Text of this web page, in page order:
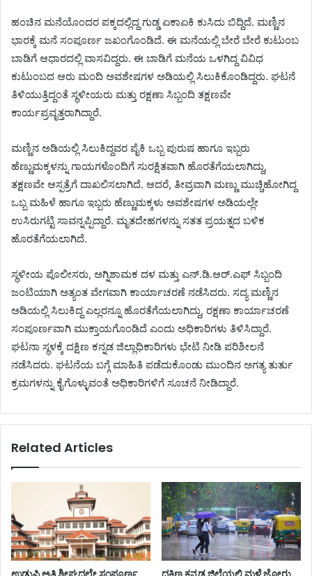
ಹಂಚಿನ ಮನೆಯೊಂದರ ಪಕ್ಕದಲ್ಲಿದ್ದ ಗುಡ್ಡ ಏಕಾಏಕಿ ಕುಸಿದು ಬಿದ್ದಿದೆ. ಮಣ್ಣಿನ
ಭಾರಕ್ಕೆ ಮನೆ ಸಂಪೂರ್ಣ ಜಖಂಗೊಂಡಿದೆ. ಈ ಮನೆಯಲ್ಲಿ ಬೇರೆ ಬೇರೆ ಕುಟುಂಬ
ಬಾಡಿಗೆ ಆಧಾರದಲ್ಲಿ ವಾಸವಿದ್ದರು. ಈ ಬಾಡಿಗೆ ಮನೆಯ ಒಳಗಿದ್ದ ವಿವಿಧ
ಕುಟುಂಬದ ಆರು ಮಂದಿ ಅವಶೇಷಗಳ ಅಡಿಯಲ್ಲಿ ಸಿಲುಕಿಕೊಂಡಿದ್ದರು. ಘಟನೆ
ತಿಳಿಯುತ್ತಿದ್ದಂತೆ ಸ್ಥಳೀಯರು ಮತ್ತು ರಕ್ಷಣಾ ಸಿಬ್ಬಂದಿ ತಕ್ಷಣವೇ
ಕಾರ್ಯಪ್ರವೃತ್ತರಾಗಿದ್ದಾರೆ.
ಮಣ್ಣಿನ ಅಡಿಯಲ್ಲಿ ಸಿಲುಕಿದ್ದವರ ಪೈಕಿ ಒಬ್ಬ ಪುರುಷ ಹಾಗೂ ಇಬ್ಬರು
ಹೆಣ್ಣುಮಕ್ಕಳನ್ನು ಗಾಯಗಳೊಂದಿಗೆ ಸುರಕ್ಷಿತವಾಗಿ ಹೊರತೆಗೆಯಲಾಗಿದ್ದು,
ತಕ್ಷಣವೇ ಆಸ್ಪತ್ರೆಗೆ ದಾಖಲಿಸಲಾಗಿದೆ. ಆದರೆ, ತೀವ್ರವಾಗಿ ಮಣ್ಣು ಮುಚ್ಚಿಹೋಗಿದ್ದ
ಒಬ್ಬ ಮಹಿಳೆ ಹಾಗೂ ಇಬ್ಬರು ಹೆಣ್ಣುಮಕ್ಕಳು ಅವಶೇಷಗಳ ಅಡಿಯಲ್ಲೇ
ಉಸಿರುಗಟ್ಟಿ ಸಾವನ್ನಪ್ಪಿದ್ದಾರೆ. ಮೃತದೇಹಗಳನ್ನು ಸತತ ಪ್ರಯತ್ನದ ಬಳಿಕ
ಹೊರತೆಗೆಯಲಾಗಿದೆ.
ಸ್ಥಳೀಯ ಪೊಲೀಸರು, ಅಗ್ನಿಶಾಮಕ ದಳ ಮತ್ತು ಎನ್.ಡಿ.ಆರ್.ಎಫ್ ಸಿಬ್ಬಂದಿ
ಜಂಟಿಯಾಗಿ ಅತ್ಯಂತ ವೇಗವಾಗಿ ಕಾರ್ಯಾಚರಣೆ ನಡೆಸಿದರು. ಸದ್ಯ ಮಣ್ಣಿನ
ಅಡಿಯಲ್ಲಿ ಸಿಲುಕಿದ್ದ ಎಲ್ಲರನ್ನೂ ಹೊರತೆಗೆಯಲಾಗಿದ್ದು, ರಕ್ಷಣಾ ಕಾರ್ಯಾಚರಣೆ
ಸಂಪೂರ್ಣವಾಗಿ ಮುಕ್ತಾಯಗೊಂಡಿದೆ ಎಂದು ಅಧಿಕಾರಿಗಳು ತಿಳಿಸಿದ್ದಾರೆ.
ಘಟನಾ ಸ್ಥಳಕ್ಕೆ ದಕ್ಷಿಣ ಕನ್ನಡ ಜಿಲ್ಲಾಧಿಕಾರಿಗಳು ಭೇಟಿ ನೀಡಿ ಪರಿಶೀಲನೆ
ನಡೆಸಿದರು. ಘಟನೆಯ ಬಗ್ಗೆ ಮಾಹಿತಿ ಪಡೆದುಕೊಂಡು ಮುಂದಿನ ಅಗತ್ಯ ತುರ್ತು
ಕ್ರಮಗಳನ್ನು ಕೈಗೊಳ್ಳುವಂತೆ ಅಧಿಕಾರಿಗಳಿಗೆ ಸೂಚನೆ ನೀಡಿದ್ದಾರೆ.
Related Articles